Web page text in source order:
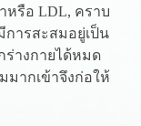
หรือ LDL, คราบ
การสะสมอยู่เป็น
ร่างกายได้หมด
มากเข้าจึงก่อให้